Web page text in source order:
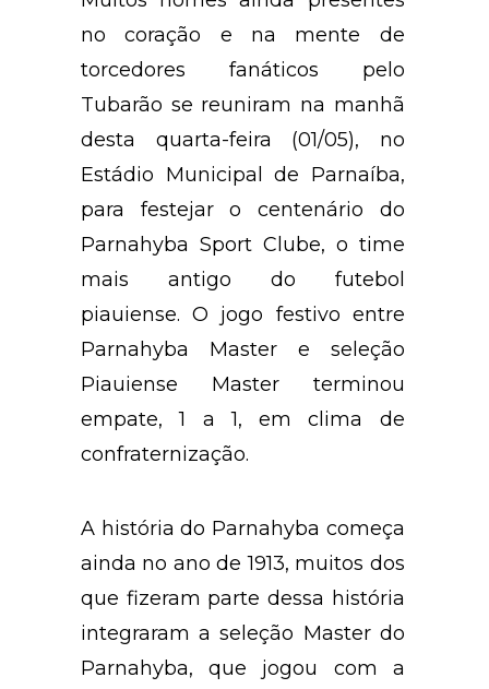
no coração e na mente de
torcedores fanáticos pelo
Tubarão se reuniram na manhã
desta quarta-feira (01/05), no
Estádio Municipal de Parnaíba,
para festejar o centenário do
Parnahyba Sport Clube, o time
mais antigo do futebol
piauiense. O jogo festivo entre
Parnahyba Master e seleção
Piauiense Master terminou
empate, 1 a 1, em clima de
confraternização.
A história do Parnahyba começa
ainda no ano de 1913, muitos dos
que fizeram parte dessa história
integraram a seleção Master do
Parnahyba, que jogou com a